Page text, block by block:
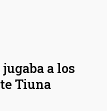
a los
Tiuna